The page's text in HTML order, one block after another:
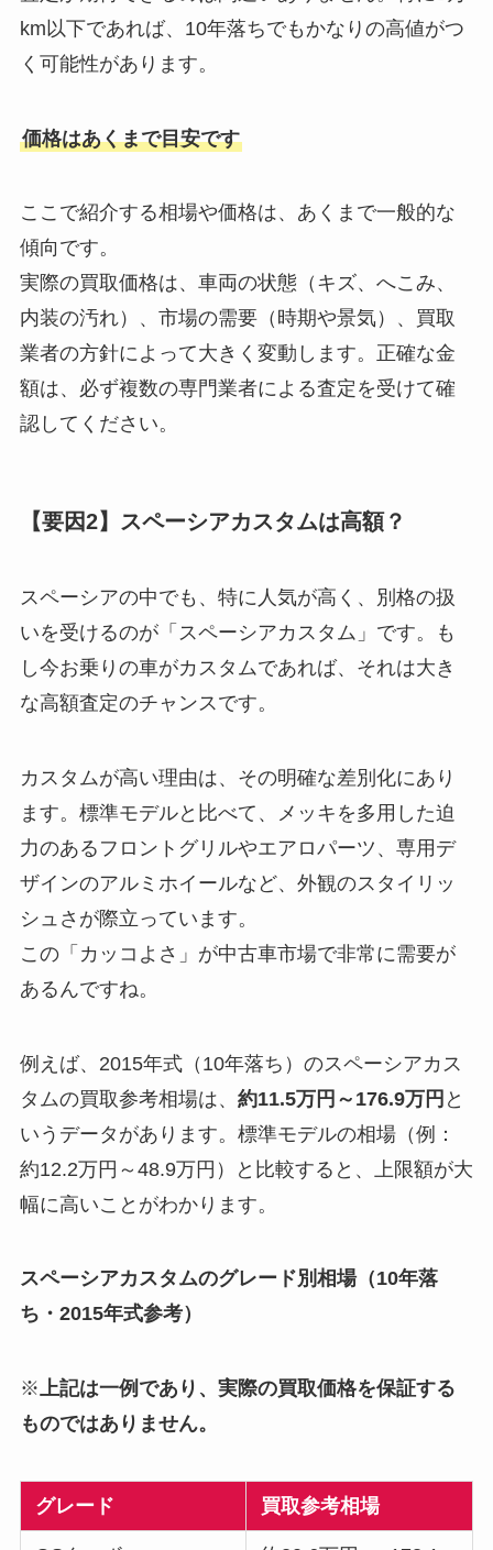
km以下であれば、10年落ちでもかなりの高値がつ
く可能性があります。
価格はあくまで目安です
ここで紹介する相場や価格は、あくまで一般的な
傾向です。
実際の買取価格は、車両の状態（キズ、へこみ、
内装の汚れ）、市場の需要（時期や景気）、買取
業者の方針によって大きく変動します。正確な金
額は、必ず複数の専門業者による査定を受けて確
認してください。
【要因2】スペーシアカスタムは高額？
スペーシアの中でも、特に人気が高く、別格の扱
いを受けるのが「スペーシアカスタム」です。も
し今お乗りの車がカスタムであれば、それは大き
な高額査定のチャンスです。
カスタムが高い理由は、その明確な差別化にあり
ます。標準モデルと比べて、メッキを多用した迫
力のあるフロントグリルやエアロパーツ、専用デ
ザインのアルミホイールなど、外観のスタイリッ
シュさが際立っています。
この「カッコよさ」が中古車市場で非常に需要が
あるんですね。
例えば、2015年式（10年落ち）のスペーシアカス
タムの買取参考相場は、 約11.5万円～176.9万円 と
いうデータがあります。標準モデルの相場（例：
約12.2万円～48.9万円）と比較すると、上限額が大
幅に高いことがわかります。
スペーシアカスタムのグレード別相場（10年落
ち・2015年式参考）
※上記は一例であり、実際の買取価格を保証する
ものではありません。
グレード 買取参考相場